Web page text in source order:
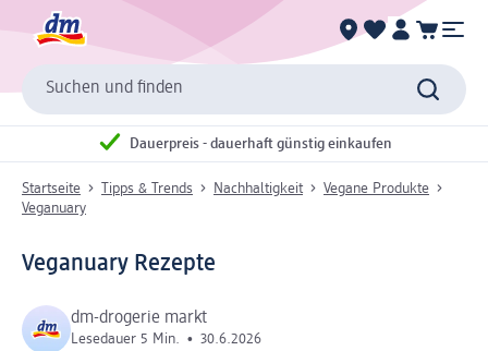
Suchen und finden
Dauerpreis - dauerhaft günstig einkaufen
Startseite Tipps & Trends Nachhaltigkeit
Vegane Produkte
Veganuary
Veganuary Rezepte
dm-drogerie markt
Lesedauer 5 Min. • 30.6.2026